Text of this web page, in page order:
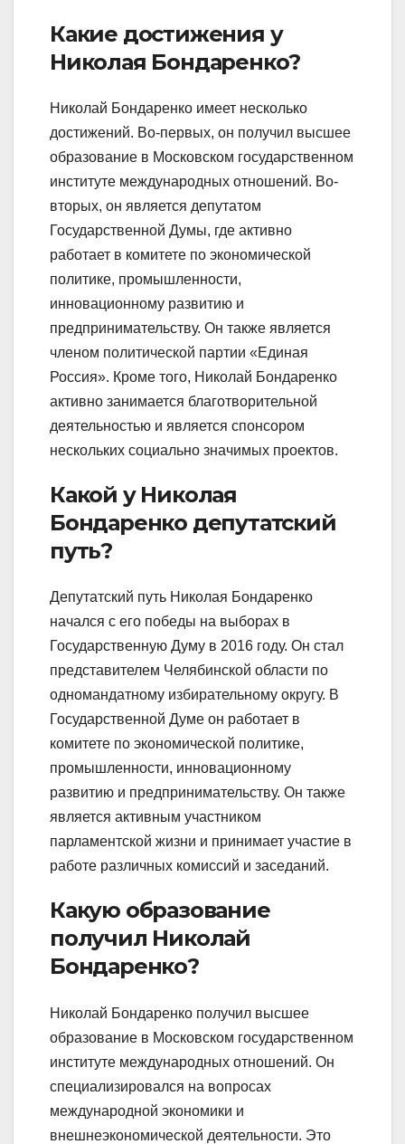
Какие достижения у
Николая Бондаренко?
Николай Бондаренко имеет несколько
достижений. Во-первых, он получил высшее
образование в Московском государственном
институте международных отношений. Во-
вторых, он является депутатом
Государственной Думы, где активно
работает в комитете по экономической
политике, промышленности,
инновационному развитию и
предпринимательству. Он также является
членом политической партии «Единая
Россия». Кроме того, Николай Бондаренко
активно занимается благотворительной
деятельностью и является спонсором
нескольких социально значимых проектов.
Какой у Николая
Бондаренко депутатский
путь?
Депутатский путь Николая Бондаренко
начался с его победы на выборах в
Государственную Думу в 2016 году. Он стал
представителем Челябинской области по
одномандатному избирательному округу. В
Государственной Думе он работает в
комитете по экономической политике,
промышленности, инновационному
развитию и предпринимательству. Он также
является активным участником
парламентской жизни и принимает участие в
работе различных комиссий и заседаний.
Какую образование
получил Николай
Бондаренко?
Николай Бондаренко получил высшее
образование в Московском государственном
институте международных отношений. Он
специализировался на вопросах
международной экономики и
внешнеэкономической деятельности. Это